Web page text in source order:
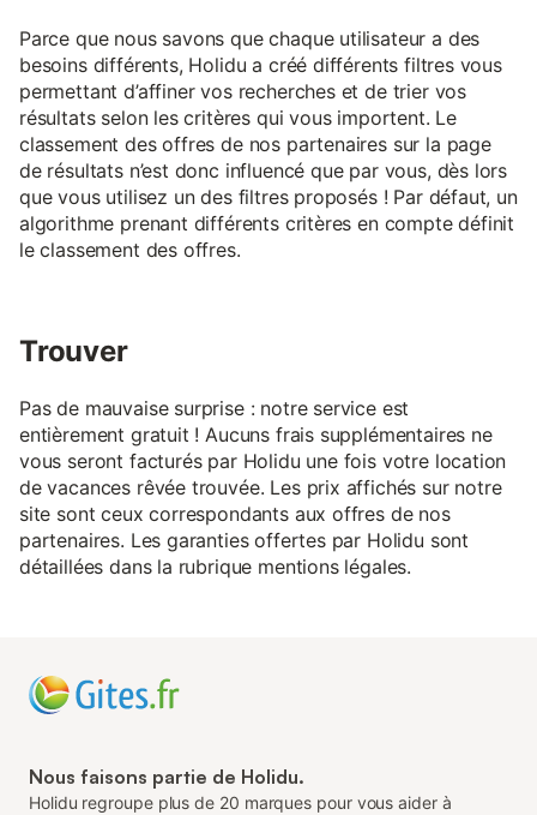
Parce que nous savons que chaque utilisateur a des
besoins différents, Holidu a créé différents filtres vous
permettant d’affiner vos recherches et de trier vos
résultats selon les critères qui vous importent. Le
classement des offres de nos partenaires sur la page
de résultats n’est donc influencé que par vous, dès lors
que vous utilisez un des filtres proposés ! Par défaut, un
algorithme prenant différents critères en compte définit
le classement des offres.
Trouver
Pas de mauvaise surprise : notre service est
entièrement gratuit ! Aucuns frais supplémentaires ne
vous seront facturés par Holidu une fois votre location
de vacances rêvée trouvée. Les prix affichés sur notre
site sont ceux correspondants aux offres de nos
partenaires. Les garanties offertes par Holidu sont
détaillées dans la rubrique mentions légales.
Nous faisons partie de Holidu.
Holidu regroupe plus de 20 marques pour vous aider à